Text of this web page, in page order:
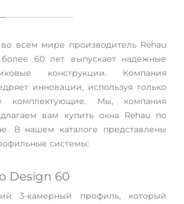
всем мире производитель Rehau
60 лет выпускает надежные
конструкции. Компания
инновации, используя только
комплектующие. Мы, компания
вам купить окна Rehau по
В нашем каталоге представлены
системы:
Design 60
3-камерный профиль, который